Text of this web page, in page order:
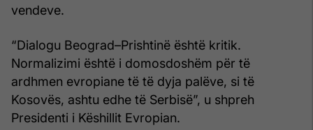
vendeve.
“Dialogu Beograd–Prishtinë është kritik.
Normalizimi është i domosdoshëm për të
ardhmen evropiane të të dyja palëve, si të
Kosovës, ashtu edhe të Serbisë”, u shpreh
Presidenti i Këshillit Evropian.